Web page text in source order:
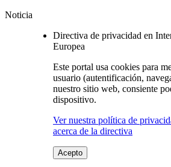
Noticia
Directiva de privacidad en
Europea
Este portal usa cookies para
usuario (autentificación,
nuestro sitio web, consiente
dispositivo.
Ver nuestra política de
acerca de la directiva
Acepto